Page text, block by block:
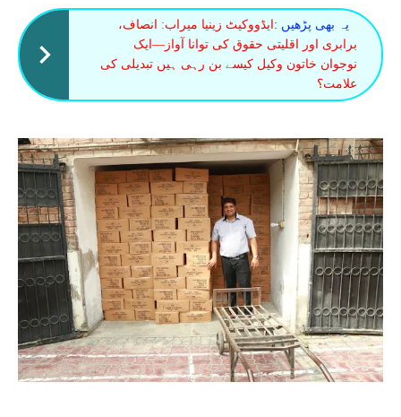
یہ بھی پڑھیں : ایڈووکیٹ زینیا میراب: انصاف،
برابری اور اقلیتی حقوق کی توانا آواز—ایک
نوجوان خاتون وکیل کیسے بن رہی ہیں تبدیلی کی
علامت؟